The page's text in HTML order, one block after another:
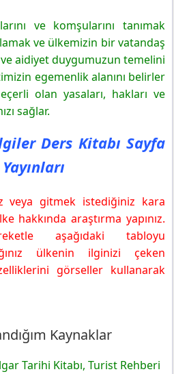
ve komşularını tanımak
ve ülkemizin bir vatandaş
aidiyet duygumuzun temelini
egemenlik alanını belirler
olan yasaları, hakları ve
sağlar.
Ders Kitabı Sayfa
veya gitmek istediğiniz kara
hakkında araştırma yapınız.
aşağıdaki tabloyu
ülkenin ilginizi çeken
görseller kullanarak
Kaynaklar
Tarihi Kitabı, Turist Rehberi